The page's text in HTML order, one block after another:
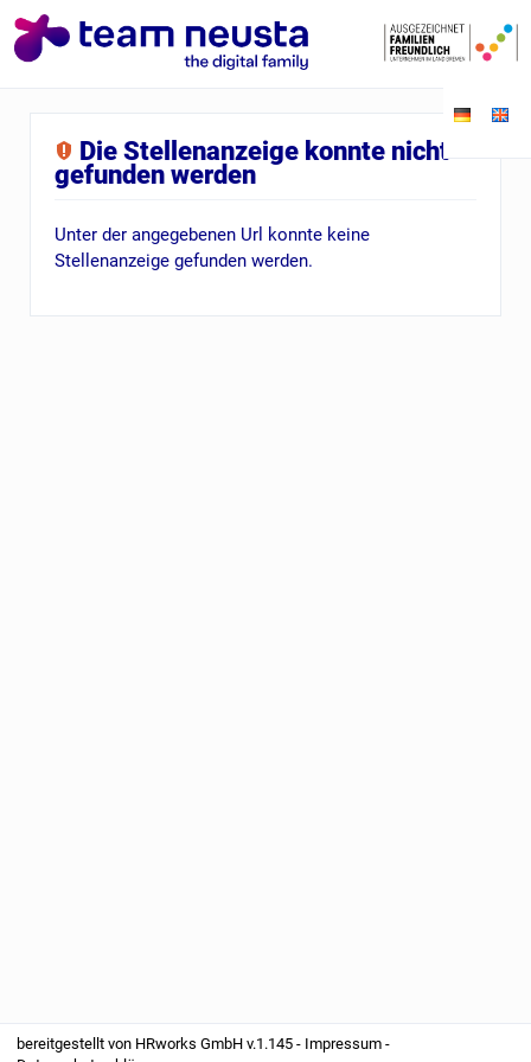
Die Stellenanzeige konnte nicht
gefunden werden
Unter der angegebenen Url konnte keine
Stellenanzeige gefunden werden.
bereitgestellt von HRworks GmbH v.1.145 - Impressum -